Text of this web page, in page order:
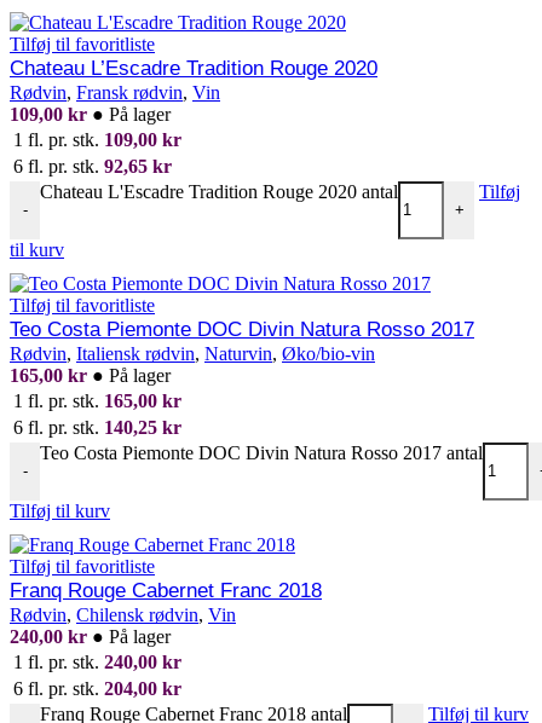
Tilføj til favoritliste
Chateau L’Escadre Tradition Rouge 2020
Rødvin, Fransk rødvin, Vin
109,00 kr ● På lager
1 fl. pr. stk. 109,00 kr
6 fl. pr. stk. 92,65 kr
-
Chateau L'Escadre Tradition Rouge 2020 antal
+
Tilføj
til kurv
Tilføj til favoritliste
Teo Costa Piemonte DOC Divin Natura Rosso 2017
Rødvin, Italiensk rødvin, Naturvin, Øko/bio-vin
165,00 kr ● På lager
1 fl. pr. stk. 165,00 kr
6 fl. pr. stk. 140,25 kr
-
Teo Costa Piemonte DOC Divin Natura Rosso 2017 antal
Tilføj til kurv
Tilføj til favoritliste
Franq Rouge Cabernet Franc 2018
Rødvin, Chilensk rødvin, Vin
240,00 kr ● På lager
1 fl. pr. stk. 240,00 kr
6 fl. pr. stk. 204,00 kr
Franq Rouge Cabernet Franc 2018 antal Tilføj til kurv